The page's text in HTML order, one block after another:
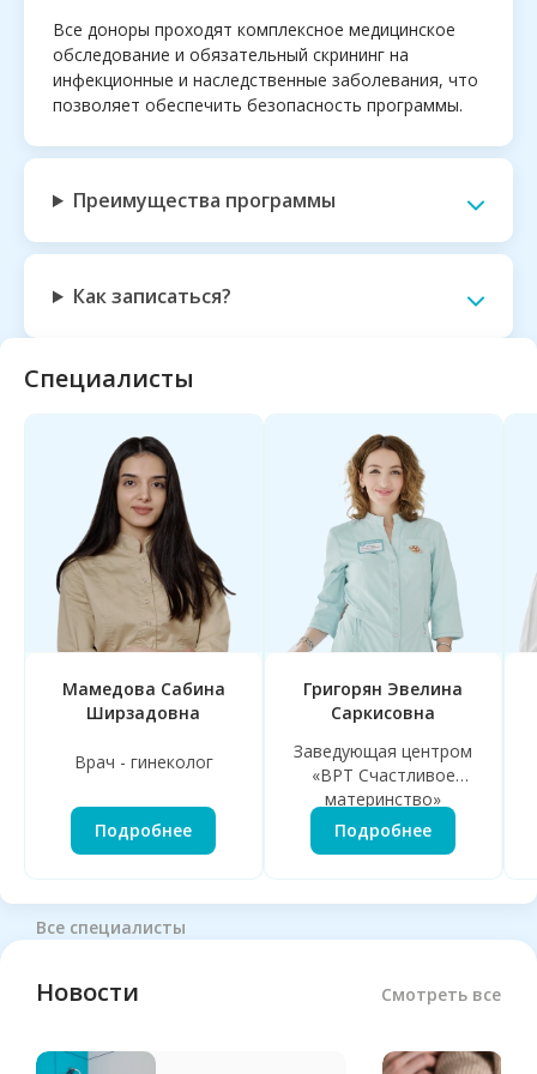
Все доноры проходят комплексное медицинское
обследование и обязательный скрининг на
инфекционные и наследственные заболевания, что
позволяет обеспечить безопасность программы.
Преимущества программы
Как записаться?
Специалисты
Мамедова Сабина
Ширзадовна
Врач - гинеколог
Подробнее
Григорян Эвелина
Саркисовна
Заведующая центром
«ВРТ Счастливое
материнство»
Подробнее
Все специалисты
Новости Смотреть все